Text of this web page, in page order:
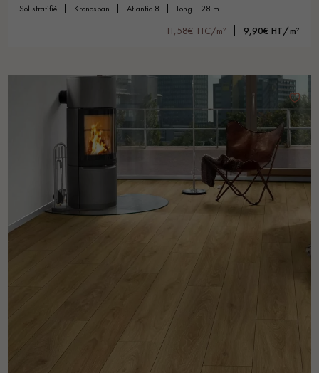
sol stratifié kronospan atlantic 8 long 1.28 m
11,58€ TTC/m² 9,90€ HT/m²